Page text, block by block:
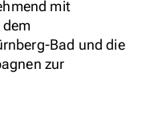
mit
Bad und die
zur